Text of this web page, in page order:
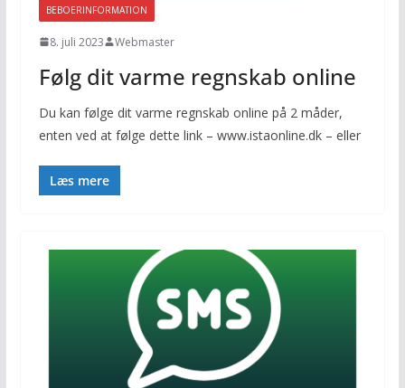
BEBOERINFORMATION
8. juli 2023 Webmaster
Følg dit varme regnskab online
Du kan følge dit varme regnskab online på 2 måder,
enten ved at følge dette link – www.istaonline.dk – eller
Læs mere